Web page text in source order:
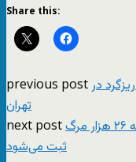
Share this:
previous post در
تهران
next postسریال ادامه‌دار آلودگی هوای تهران/ سالانه ۲۶ هزار مرگ
ثبت می‌شود